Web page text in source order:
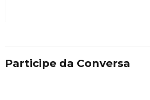
Participe da Conversa